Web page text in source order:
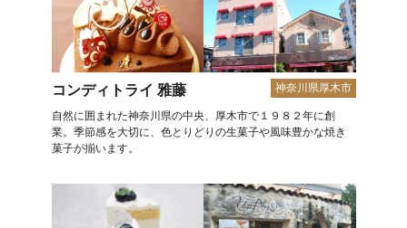
コンディトライ 雅藤 神奈川県厚木市
自然に囲まれた神奈川県の中央、厚木市で１９８２年に創
業。季節感を大切に、色とりどりの生菓子や風味豊かな焼き
菓子が揃います。